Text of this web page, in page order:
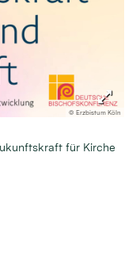
© Erzbistum Köln
für Kirche